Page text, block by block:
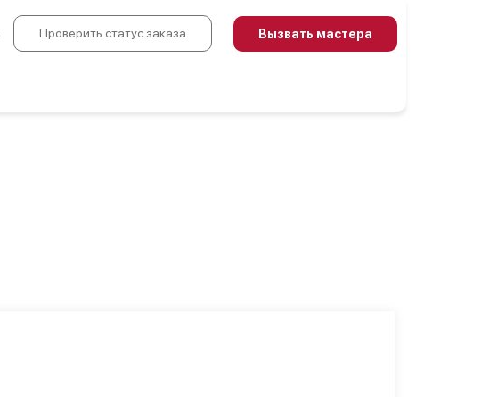
Проверить статус заказа Вызвать мастера